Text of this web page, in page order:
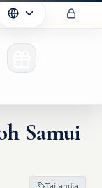
Samui
Tailandia